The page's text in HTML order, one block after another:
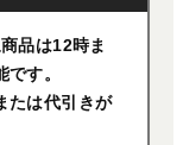
品は12時ま
す。
たは代引きが